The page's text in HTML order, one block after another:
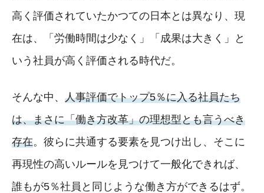
高く評価されていたかつての日本とは異なり、現
在は、「労働時間は少なく」「成果は大きく」と
いう社員が高く評価される時代だ。
そんな中、 人事評価でトップ5％に入る社員たち
は、まさに「働き方改革」の理想型とも言うべき
存在。彼らに共通する要素を見つけ出し、そこに
再現性の高いルールを見つけて一般化できれば、
誰もが5％社員と同じような働き方ができるはず。